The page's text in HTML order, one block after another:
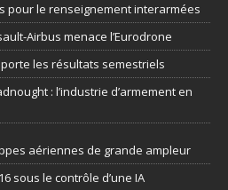
pour le renseignement interarmées
Airbus menace l’Eurodrone
les résultats semestriels
: l’industrie d’armement en
aériennes de grande ampleur
sous le contrôle d’une IA